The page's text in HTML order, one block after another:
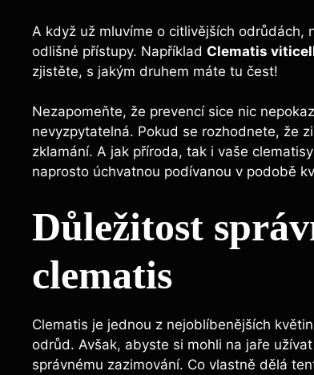
A když už mluvíme o citlivějších odrůdách,
odlišné přístupy. Například Clematis
zjistěte, s jakým druhem máte tu čest!
Nezapomeňte, že prevencí sice nic
nevyzpytatelná. Pokud se rozhodnete, že
zklamání. A jak příroda, tak i vaše
naprosto úchvatnou podívanou v podobě
Důležitost
clematis
Clematis je jednou z nejoblíbenějších
odrůd. Avšak, abyste si mohli na jaře
správnému zazimování. Co vlastně dělá